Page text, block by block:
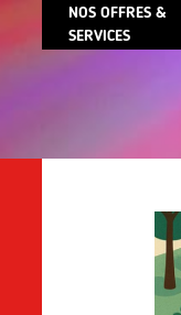
NOS OFFRES &
SERVICES